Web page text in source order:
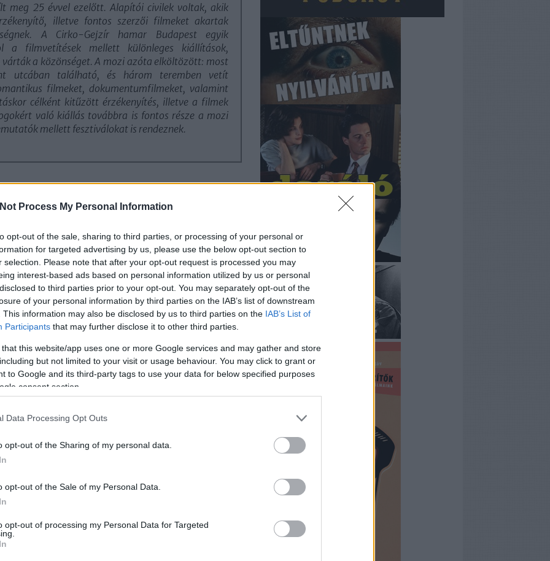
Process My Personal Information
opt-out of the sale, sharing to third parties, or processing of your personal or
for targeted advertising by us, please use the below opt-out section to
selection. Please note that after your opt-out request is processed you may
interest-based ads based on personal information utilized by us or personal
to third parties prior to your opt-out. You may separately opt-out of the
of your personal information by third parties on the IAB’s list of downstream
This information may also be disclosed by us to third parties on the IAB’s List of
Participants that may further disclose it to other third parties.
that this website/app uses one or more Google services and may gather and store
but not limited to your visit or usage behaviour. You may click to grant or
to Google and its third-party tags to use your data for below specified purposes
consent section.
Data Processing Opt Outs
opt-out of the Sharing of my personal data.
opt-out of the Sale of my Personal Data.
opt-out of processing my Personal Data for Targeted
meg 25 évvel ezelőtt. Alapítói civilek voltak, akik
illetve fontos szerzői filmeket akartak
A Cirko-Gejzír hamar Budapest egyik
a filmvetítések mellett különleges kiállítások,
a közönséget. A mozi azóta elköltözött: most
utcában található, és három teremben vetít
filmeket, dokumentumfilmeket, valamint
célként kitűzött érzékenyítés, illetve a filmek
való kiállás továbbra is fontos része a mozi
mellett fesztiválokat is rendeznek.